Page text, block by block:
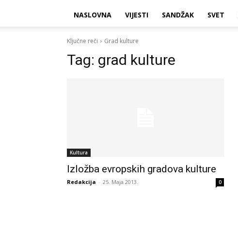
NASLOVNA VIJESTI SANDŽAK SVET
Ključne reči Grad kulture
Tag: grad kulture
Kultura
Izložba evropskih gradova kulture
Redakcija - 25. Maja 2013. 0